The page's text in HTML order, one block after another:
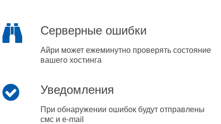
Серверные ошибки
Айри может ежеминутно проверять состояние
вашего хостинга
Уведомления
При обнаружении ошибок будут отправлены
смс и e-mail